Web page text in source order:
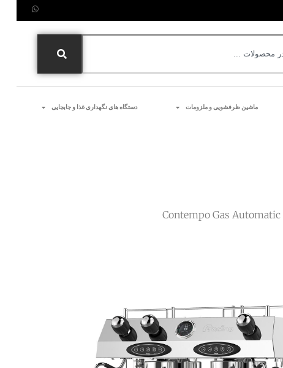
ماشین ظرفشویی و ملزومات دستگاه های نگهداری غذا و جابجایی